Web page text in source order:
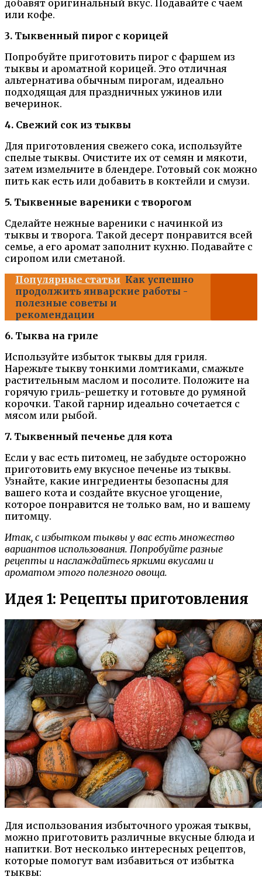
добавят оригинальный вкус. Подавайте с чаем
или кофе.
3. Тыквенный пирог с корицей
Попробуйте приготовить пирог с фаршем из
тыквы и ароматной корицей. Это отличная
альтернатива обычным пирогам, идеально
подходящая для праздничных ужинов или
вечеринок.
4. Свежий сок из тыквы
Для приготовления свежего сока, используйте
спелые тыквы. Очистите их от семян и мякоти,
затем измельчите в блендере. Готовый сок можно
пить как есть или добавить в коктейли и смузи.
5. Тыквенные вареники с творогом
Сделайте нежные вареники с начинкой из
тыквы и творога. Такой десерт понравится всей
семье, а его аромат заполнит кухню. Подавайте с
сиропом или сметаной.
Популярные статьи Как успешно
продолжить январские работы -
полезные советы и
рекомендации
6. Тыква на гриле
Используйте избыток тыквы для гриля.
Нарежьте тыкву тонкими ломтиками, смажьте
растительным маслом и посолите. Положите на
горячую гриль-решетку и готовьте до румяной
корочки. Такой гарнир идеально сочетается с
мясом или рыбой.
7. Тыквенный печенье для кота
Если у вас есть питомец, не забудьте осторожно
приготовить ему вкусное печенье из тыквы.
Узнайте, какие ингредиенты безопасны для
вашего кота и создайте вкусное угощение,
которое понравится не только вам, но и вашему
питомцу.
Итак, с избытком тыквы у вас есть множество
вариантов использования. Попробуйте разные
рецепты и наслаждайтесь яркими вкусами и
ароматом этого полезного овоща.
Идея 1: Рецепты приготовления
Для использования избыточного урожая тыквы,
можно приготовить различные вкусные блюда и
напитки. Вот несколько интересных рецептов,
которые помогут вам избавиться от избытка
тыквы: